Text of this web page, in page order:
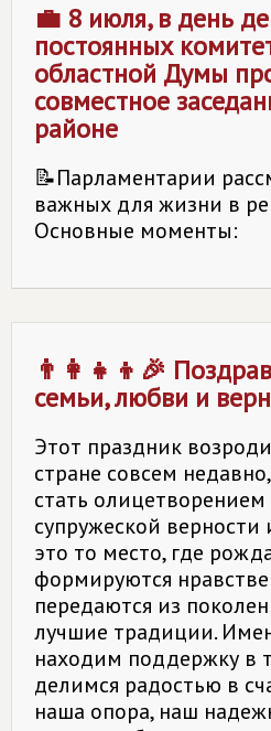
💼 8 июля, в день
постоянных
областной Думы
совместное
районе
📝Парламентарии
важных для жизни в
Основные моменты:
👨👩👧👦🎉
семьи, любви и
Этот праздник
стране совсем
стать олицетворением
супружеской верности
это то место, где
формируются
передаются из
лучшие традиции.
находим поддержку в
делимся радостью в
наша опора, наш